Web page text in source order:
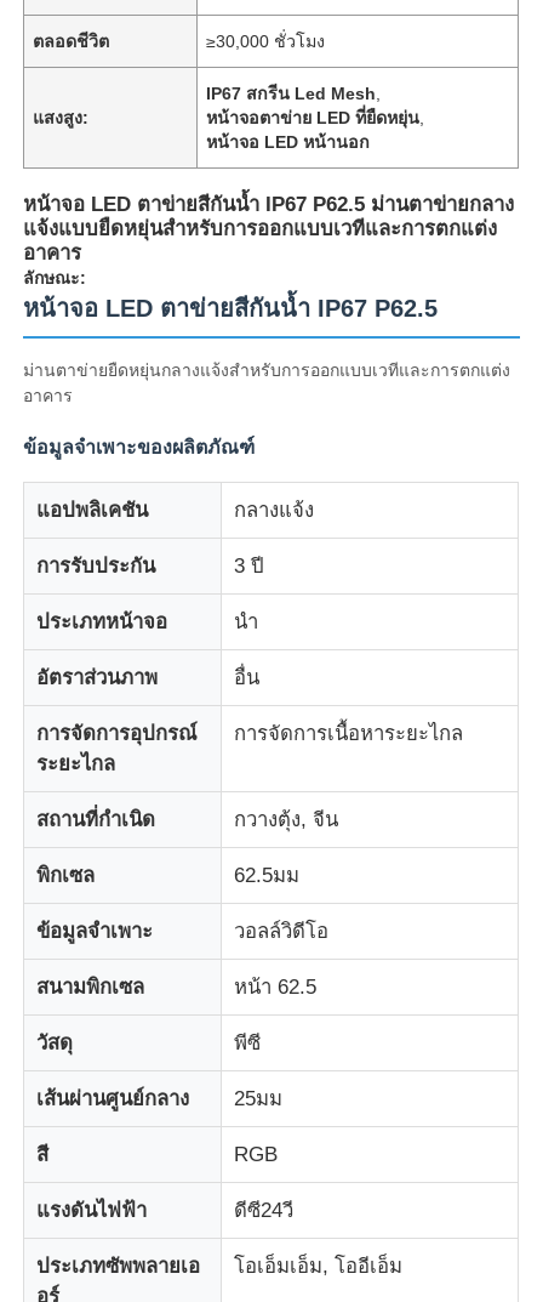
บ้าน
สินค้า
เกี่ยวกับเรา
ทัวร์โรงงาน
การควบคุมคุณภาพ
ติดต่อเรา
ข่าว
ขอทุน
หน้าจอตาข่าย LED
ตลอดชีวิต ≥30,000 ชั่วโมง
แสงสูง:
IP67 สกรีน Led Mesh
หน้าจอตาข่าย LED ที่ยืดหยุ่น
หน้าจอ LED หน้านอก
หน้าจอ LED ตาข่ายสีกันน้ำ IP67 P62.5 ม่านตาข่ายกลาง
แจ้งแบบยืดหยุ่นสำหรับการออกแบบเวทีและการตกแต่ง
อาคาร
ลักษณะ:
หน้าจอ LED ตาข่ายสีกันน้ำ IP67 P62.5
ม่านตาข่ายยืดหยุ่นกลางแจ้งสำหรับการออกแบบเวทีและการตกแต่ง
อาคาร
ข้อมูลจำเพาะของผลิตภัณฑ์
แอปพลิเคชัน กลางแจ้ง
การรับประกัน 3 ปี
ประเภทหน้าจอ นำ
อัตราส่วนภาพ อื่น
การจัดการอุปกรณ์
ระยะไกล
การจัดการเนื้อหาระยะไกล
สถานที่กำเนิด กวางตุ้ง, จีน
พิกเซล 62.5มม
ข้อมูลจำเพาะ วอลล์วิดีโอ
สนามพิกเซล หน้า 62.5
วัสดุ พีซี
เส้นผ่านศูนย์กลาง 25มม
สี RGB
แรงดันไฟฟ้า ดีซี24วี
ประเภทซัพพลายเอ
อร์
โอเอ็มเอ็ม, โออีเอ็ม